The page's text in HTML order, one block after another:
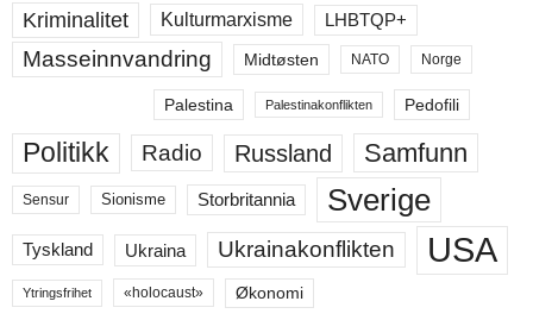
Kriminalitet Kulturmarxisme LHBTQP+
Masseinnvandring Midtøsten NATO Norge
Palestina Palestinakonflikten Pedofili
Politikk Radio Russland Samfunn
Sensur Sionisme Storbritannia Sverige
Tyskland Ukraina Ukrainakonflikten USA
Ytringsfrihet «holocaust» Økonomi